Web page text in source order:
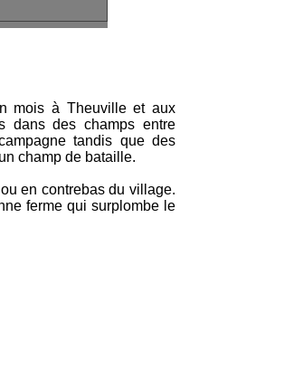
mois à Theuville et aux
dans des champs entre
tandis que des
champ de bataille.
en contrebas du village.
ferme qui surplombe le